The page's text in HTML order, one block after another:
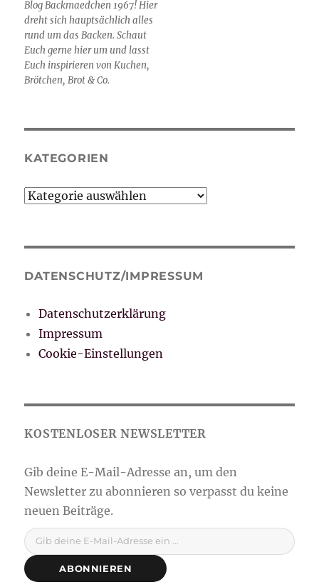
Blog Backmaedchen 1967! Hier
dreht sich hauptsächlich alles
rund um das Backen. Schaut
Euch gerne hier um und lasst
Euch inspirieren von Kuchen,
Brötchen, Brot & Co.
KATEGORIEN
Kategorien
DATENSCHUTZ/IMPRESSUM
Datenschutzerklärung
Impressum
Cookie-Einstellungen
Gib deine E-Mail-Adresse ein ...
ABONNIEREN